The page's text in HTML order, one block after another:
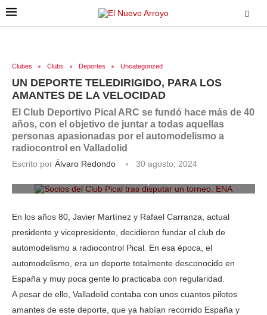
Clubes Clubs Deportes Uncategorized
UN DEPORTE TELEDIRIGIDO, PARA LOS
AMANTES DE LA VELOCIDAD
El Club Deportivo Pical ARC se fundó hace más de 40
años, con el objetivo de juntar a todas aquellas
personas apasionadas por el automodelismo a
radiocontrol en Valladolid
Escrito por Álvaro Redondo
30 agosto, 2024
En los años 80, Javier Martínez y Rafael Carranza, actual
presidente y vicepresidente, decidieron fundar el club de
automodelismo a radiocontrol Pical. En esa época, el
automodelismo, era un deporte totalmente desconocido en
España y muy poca gente lo practicaba con regularidad.
A pesar de ello, Valladolid contaba con unos cuantos pilotos
amantes de este deporte, que ya habían recorrido España y